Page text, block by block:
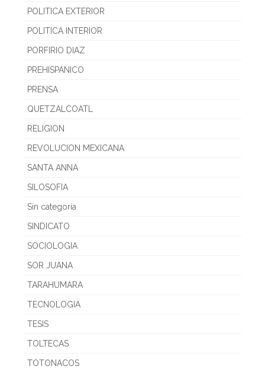
POLITICA EXTERIOR
POLITICA INTERIOR
PORFIRIO DIAZ
PREHISPANICO
PRENSA
QUETZALCOATL
RELIGION
REVOLUCION MEXICANA
SANTA ANNA
SILOSOFIA
Sin categoría
SINDICATO
SOCIOLOGIA
SOR JUANA
TARAHUMARA
TECNOLOGIA
TESIS
TOLTECAS
TOTONACOS